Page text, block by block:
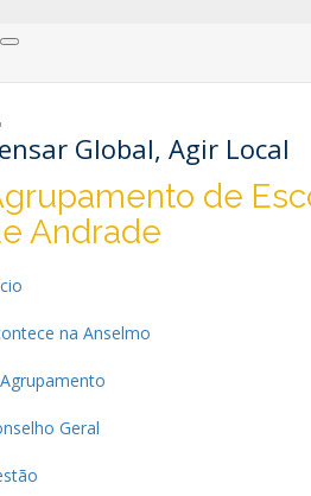
Global, Agir Local
de
Andrade
na Anselmo
Geral